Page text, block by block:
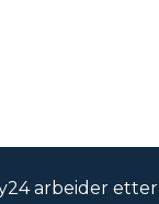
arbeider etter